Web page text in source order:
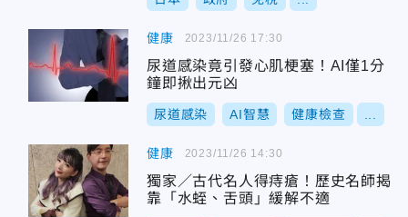
健康
尿道感染竟引發心肌梗塞！AI僅1分
鐘即揪出元凶
尿道感染 AI智慧 健康檢查
2023/11/26 17:30
健康
獨家／古代名人得痔瘡！歷史名師揭
靠「水蛭、舌頭」緩解不適
2023/11/26 14:30